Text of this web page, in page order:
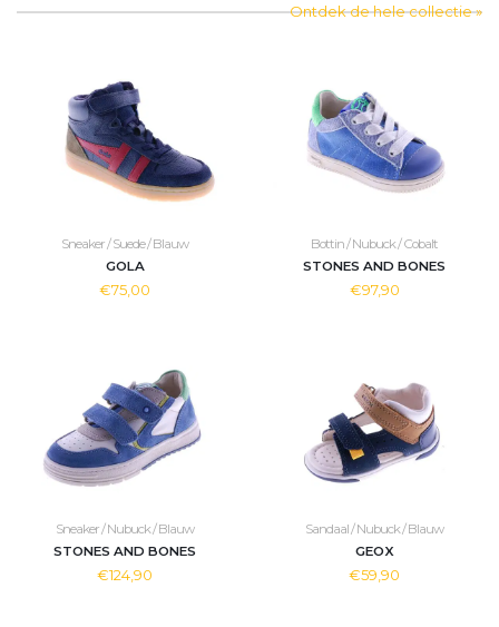
Ontdek de hele collectie »
Sneaker / Suede / Blauw
GOLA
€75,00
Bottin / Nubuck / Cobalt
STONES AND BONES
€97,90
Sneaker / Nubuck / Blauw
STONES AND BONES
€124,90
Sandaal / Nubuck / Blauw
GEOX
€59,90